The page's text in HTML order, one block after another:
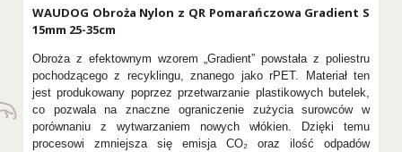
WAUDOG Obroża Nylon z QR Pomarańczowa Gradient S
15mm 25-35cm
Obroża z efektownym wzorem „Gradient” powstała z poliestru
pochodzącego z recyklingu, znanego jako rPET. Materiał ten
jest produkowany poprzez przetwarzanie plastikowych butelek,
co pozwala na znaczne ograniczenie zużycia surowców w
porównaniu z wytwarzaniem nowych włókien. Dzięki temu
procesowi zmniejsza się emisja CO₂ oraz ilość odpadów